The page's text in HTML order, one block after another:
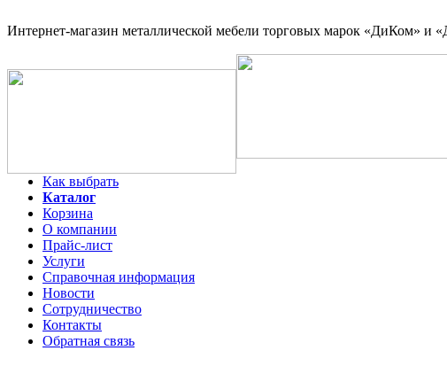
Интернет-магазин металлической мебели торговых марок «ДиКом» и
Как выбрать
Каталог
Корзина
О компании
Прайс-лист
Услуги
Справочная информация
Новости
Сотрудничество
Контакты
Обратная связь